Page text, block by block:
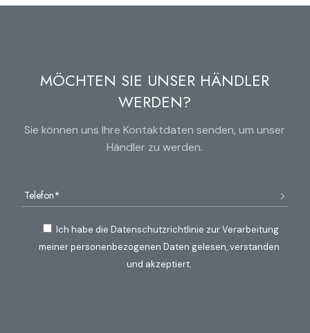
MÖCHTEN SIE UNSER HÄNDLER
WERDEN?
Sie können uns Ihre Kontaktdaten senden, um unser
Händler zu werden.
Ich habe die Datenschutzrichtlinie zur Verarbeitung
meiner personenbezogenen Daten gelesen, verstanden
und akzeptiert.